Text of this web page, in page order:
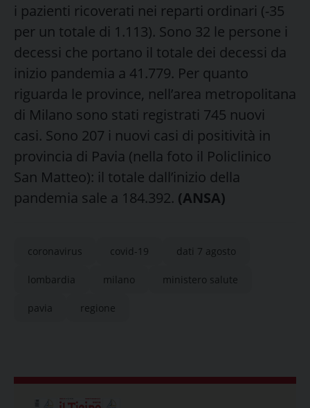
i pazienti ricoverati nei reparti ordinari (-35
per un totale di 1.113). Sono 32 le persone i
decessi che portano il totale dei decessi da
inizio pandemia a 41.779. Per quanto
riguarda le province, nell’area metropolitana
di Milano sono stati registrati 745 nuovi
casi. Sono 207 i nuovi casi di positività in
provincia di Pavia (nella foto il Policlinico
San Matteo): il totale dall’inizio della
pandemia sale a 184.392. (ANSA)
coronavirus covid-19 dati 7 agosto
lombardia milano ministero salute
pavia regione